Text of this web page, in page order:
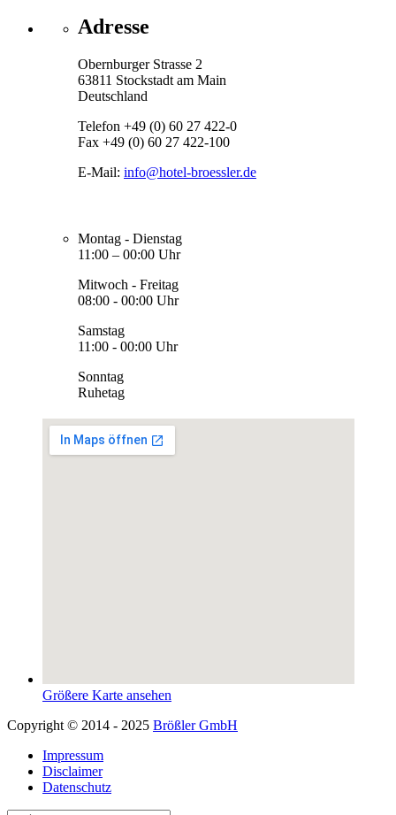
Adresse
Obernburger Strasse 2
63811 Stockstadt am Main
Deutschland
Telefon +49 (0) 60 27 422-0
Fax +49 (0) 60 27 422-100
E-Mail: info@hotel-broessler.de
Montag - Dienstag
11:00 – 00:00 Uhr
Mitwoch - Freitag
08:00 - 00:00 Uhr
Samstag
11:00 - 00:00 Uhr
Sonntag
Ruhetag
Größere Karte ansehen
Copyright © 2014 - 2025 Brößler GmbH
Impressum
Disclaimer
Datenschutz